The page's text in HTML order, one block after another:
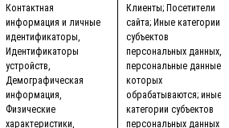
Контактная
информация и личные
идентификаторы,
Идентификаторы
устройств,
Демографическая
информация,
Физические
характеристики,
Клиенты; Посетители
сайта; Иные категории
субъектов
персональных данных,
персональные данные
которых
обрабатываются; иные
категории субъектов
персональных данных